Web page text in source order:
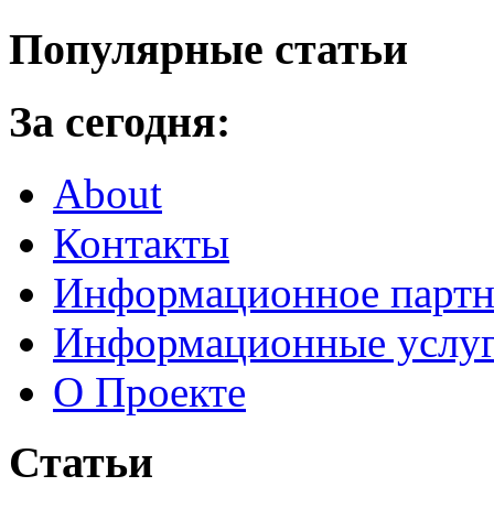
Популярные статьи
За сегодня:
About
Контакты
Информационное
Информационные
О Проекте
Статьи